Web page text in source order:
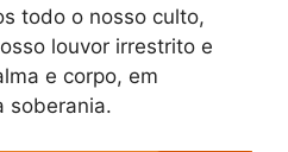
todo o nosso culto,
louvor irrestrito e
e corpo, em
soberania.